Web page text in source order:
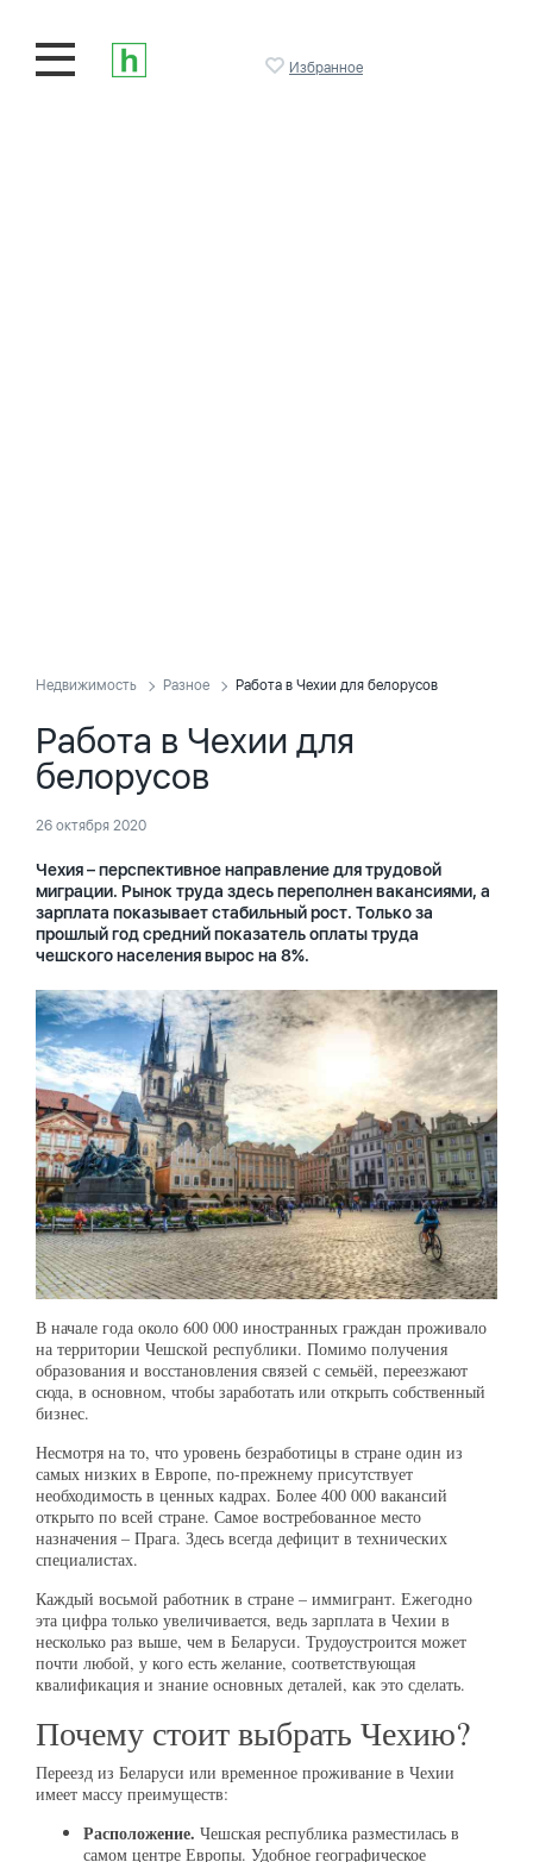
Избранное
Недвижимость Разное Работа в Чехии для белорусов
Работа в Чехии для
белорусов
26 октября 2020
Чехия – перспективное направление для трудовой
миграции. Рынок труда здесь переполнен вакансиями, а
зарплата показывает стабильный рост. Только за
прошлый год средний показатель оплаты труда
чешского населения вырос на 8%.
В начале года около 600 000 иностранных граждан проживало
на территории Чешской республики. Помимо получения
образования и восстановления связей с семьёй, переезжают
сюда, в основном, чтобы заработать или открыть собственный
бизнес.
Несмотря на то, что уровень безработицы в стране один из
самых низких в Европе, по-прежнему присутствует
необходимость в ценных кадрах. Более 400 000 вакансий
открыто по всей стране. Самое востребованное место
назначения – Прага. Здесь всегда дефицит в технических
специалистах.
Каждый восьмой работник в стране – иммигрант. Ежегодно
эта цифра только увеличивается, ведь зарплата в Чехии в
несколько раз выше, чем в Беларуси. Трудоустроится может
почти любой, у кого есть желание, соответствующая
квалификация и знание основных деталей, как это сделать.
Почему стоит выбрать Чехию?
Переезд из Беларуси или временное проживание в Чехии
имеет массу преимуществ:
Расположение. Чешская республика разместилась в
самом центре Европы. Удобное географическое